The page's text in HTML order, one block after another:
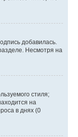
добавилась.
Несмотря на
стиля;
на
в днях (0